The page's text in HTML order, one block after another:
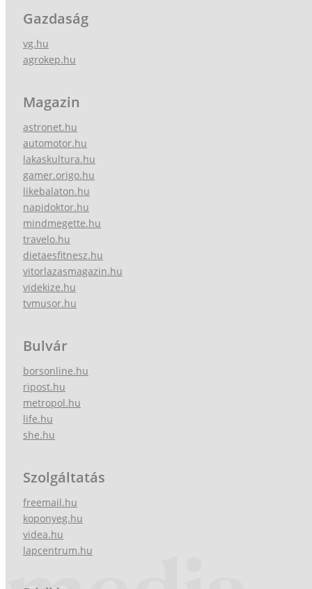
Gazdaság
vg.hu
agrokep.hu
Magazin
astronet.hu
automotor.hu
lakaskultura.hu
gamer.origo.hu
likebalaton.hu
napidoktor.hu
mindmegette.hu
travelo.hu
dietaesfitnesz.hu
vitorlazasmagazin.hu
videkize.hu
tvmusor.hu
Bulvár
borsonline.hu
ripost.hu
metropol.hu
life.hu
she.hu
Szolgáltatás
freemail.hu
koponyeg.hu
videa.hu
lapcentrum.hu